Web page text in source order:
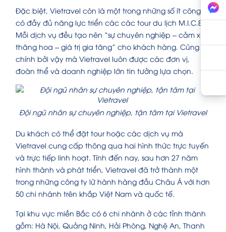
Đặc biệt, Vietravel còn là một trong những số ít công ty
có đầy đủ năng lực triển các các tour du lịch M.I.C.E.
Mỗi dịch vụ đều tạo nên “sự chuyên nghiệp – cảm xúc
thăng hoa – giá trị gia tăng” cho khách hàng. Cũng
chính bởi vậy mà Vietravel luôn được các đơn vị,
đoàn thể và doanh nghiệp lớn tin tưởng lựa chọn.
Đội ngũ nhân sự chuyên nghiệp, tận tâm tại Vietravel
Du khách có thể đặt tour hoặc các dịch vụ mà
Vietravel cung cấp thông qua hai hình thức trực tuyến
và trực tiếp linh hoạt. Tính đến nay, sau hơn 27 năm
hình thành và phát triển, Vietravel đã trở thành một
trong những công ty lữ hành hàng đầu Châu Á với hơn
50 chi nhánh trên khắp Việt Nam và quốc tế.
Tại khu vực miền Bắc có 6 chi nhánh ở các tỉnh thành
gồm: Hà Nội, Quảng Ninh, Hải Phòng, Nghệ An, Thanh